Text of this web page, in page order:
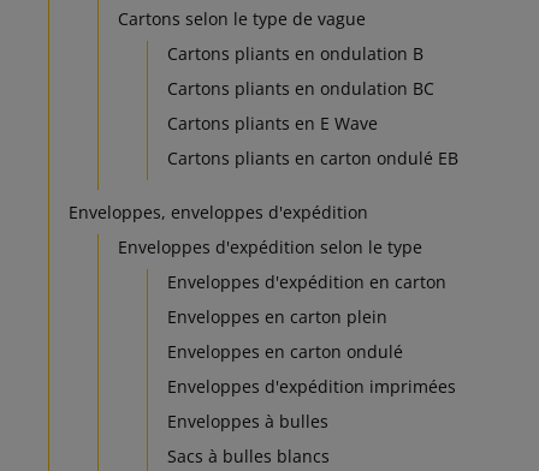
Cartons selon le type de vague
Cartons pliants en ondulation B
Cartons pliants en ondulation BC
Cartons pliants en E Wave
Cartons pliants en carton ondulé EB
Enveloppes, enveloppes d'expédition
Enveloppes d'expédition selon le type
Enveloppes d'expédition en carton
Enveloppes en carton plein
Enveloppes en carton ondulé
Enveloppes d'expédition imprimées
Enveloppes à bulles
Sacs à bulles blancs